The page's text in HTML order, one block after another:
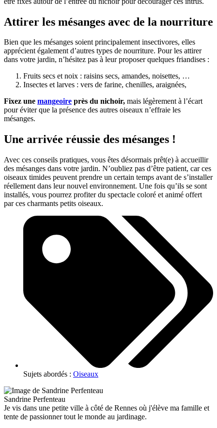
Attirer les mésanges avec de la nourriture
Bien que les mésanges soient principalement insectivores, elles
apprécient également d’autres types de nourriture. Pour les attirer
dans votre jardin, n’hésitez pas à leur proposer quelques friandises :
Fruits secs et noix : raisins secs, amandes, noisettes, …
Insectes et larves : vers de farine, chenilles, araignées,
Fixez une mangeoire près du nichoir, mais légèrement à l’écart
pour éviter que la présence des autres oiseaux n’effraie les
mésanges.
Une arrivée réussie des mésanges !
Avec ces conseils pratiques, vous êtes désormais prêt(e) à accueillir
des mésanges dans votre jardin. N’oubliez pas d’être patient, car ces
oiseaux timides peuvent prendre un certain temps avant de s’installer
réellement dans leur nouvel environnement. Une fois qu’ils se sont
installés, vous pourrez profiter du spectacle coloré et animé offert
par ces charmants petits oiseaux.
Sujets abordés : Oiseaux
Sandrine Perfenteau
Je vis dans une petite ville à côté de Rennes où j'élève ma famille et
tente de passionner tout le monde au jardinage.